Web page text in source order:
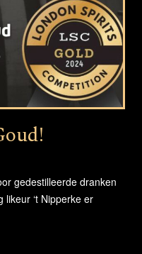
gedestilleerde dranken
likeur ‘t Nipperke er